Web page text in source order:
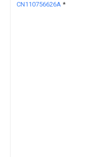
CN110756626A *